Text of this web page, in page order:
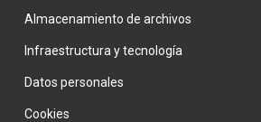
Almacenamiento de archivos
Infraestructura y tecnología
Datos personales
Cookies